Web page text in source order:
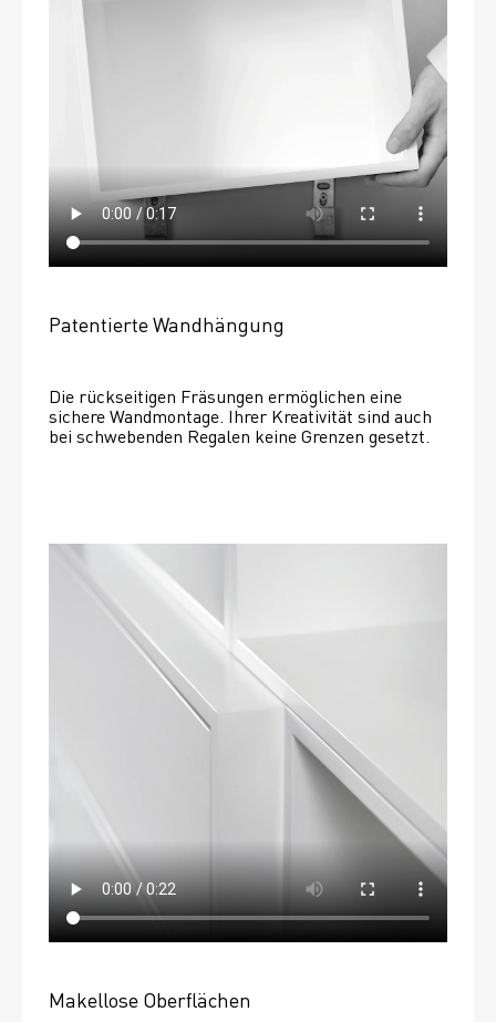
Patentierte Wandhängung
Die rückseitigen Fräsungen ermöglichen eine
sichere Wandmontage. Ihrer Kreativität sind auch
bei schwebenden Regalen keine Grenzen gesetzt.
Makellose Oberflächen